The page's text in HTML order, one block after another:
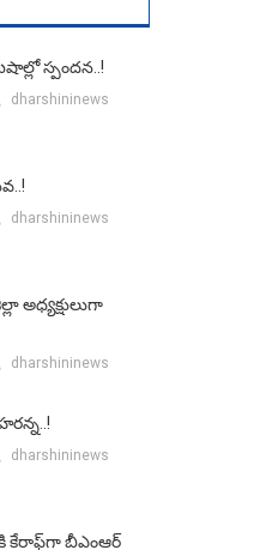
స్పందన..!
dharshininews
dharshininews
అధ్యక్షులుగా
dharshininews
dharshininews
కేరాఫ్‌గా బీఎంఆర్‌